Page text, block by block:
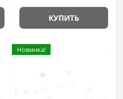
КУПИТЬ
Новинка!